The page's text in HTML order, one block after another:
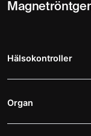
Hälsokontroller
Organ